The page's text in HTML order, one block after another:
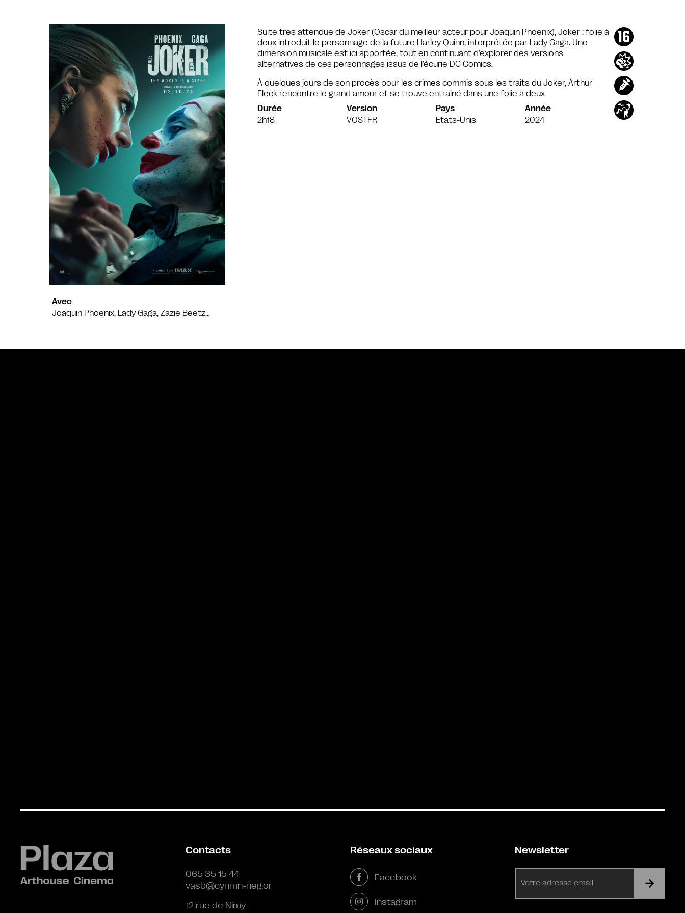
Avec
Joaquin Phoenix, Lady Gaga, Zazie Beetz…
Suite très attendue de Joker (Oscar du meilleur acteur pour Joaquin Phoenix), Joker : folie à
deux introduit le personnage de la future Harley Quinn, interprétée par Lady Gaga. Une
dimension musicale est ici apportée, tout en continuant d’explorer des versions
alternatives de ces personnages issus de l’écurie DC Comics.
À quelques jours de son procès pour les crimes commis sous les traits du Joker, Arthur
Fleck rencontre le grand amour et se trouve entraîné dans une folie à deux
Durée
2h18
Version
VOSTFR
Pays
Etats-Unis
Année
2024
Contacts
065 35 15 44
vasb@cynmn-neg.or
12 rue de Nimy
Réseaux sociaux
Facebook
Instagram
Newsletter
mail